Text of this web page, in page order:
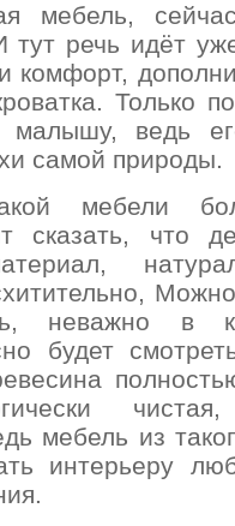
мебель,
речь идёт
и комфорт,
Только
малышу, ведь
самой природы.
мебели
сказать, что
неважно в
будет
мебель из
интерьеру